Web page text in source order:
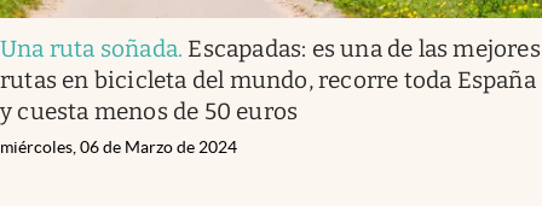
Una ruta soñada. Escapadas: es una de las mejores
rutas en bicicleta del mundo, recorre toda España
y cuesta menos de 50 euros
miércoles, 06 de Marzo de 2024